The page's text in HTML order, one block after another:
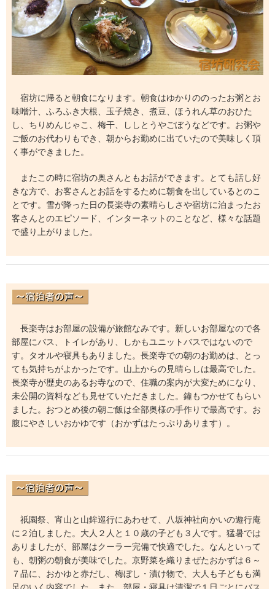
宿坊に帰ると朝食になります。朝食はゆかりののったお粥とお
味噌汁、ふろふき大根、玉子焼き、煮豆、ほうれん草のおひた
し、ちりめんじゃこ、梅干、ししとうやごぼうなどです。お粥や
ご飯のお代わりもでき、朝からお勤めに出ていたので美味しく頂
く事ができました。
またこの時に宿坊の奥さんともお話ができます。とても話し好
きな方で、お客さんとお話をするために朝食を出しているとのこ
とです。雪が降った日の長楽寺の素晴らしさや宿坊に泊まったお
客さんとのエピソード、インターネットのことなど、様々な話題
で盛り上がりました。
長楽寺はお部屋の設備が旅館なみです。新しいお部屋なので各
部屋にバス、トイレがあり、しかもユニットバスではないので
す。タオルや寝具もありました。長楽寺での朝のお勤めは、とっ
ても気持ちがよかったです。山上からの見晴らしは最高でした。
長楽寺が歴史のあるお寺なので、住職の案内が大変ためになり、
未公開の資料なども見せていただきました。鐘もつかせてもらい
ました。おつとめ後の朝ご飯は全部奥様の手作りで最高です。お
腹にやさしいおかゆです（おかずはたっぷりあります）。
祇園祭、宵山と山鉾巡行にあわせて、八坂神社向かいの遊行庵
に２泊しました。大人２人と１０歳の子ども３人です。猛暑では
ありましたが、部屋はクーラー完備で快適でした。なんといって
も、朝粥の朝食が美味でした。京野菜を織りまぜたおかずは６～
７品に、おかゆと赤だし、梅ぼし・漬け物で、大人も子どもも満